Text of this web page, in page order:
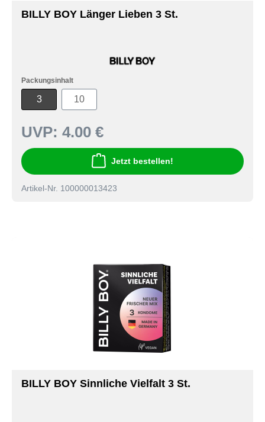
BILLY BOY Länger Lieben 3 St.
Packungsinhalt
3 10
UVP: 4.00 €
Jetzt bestellen!
Artikel-Nr. 100000013423
BILLY BOY Sinnliche Vielfalt 3 St.